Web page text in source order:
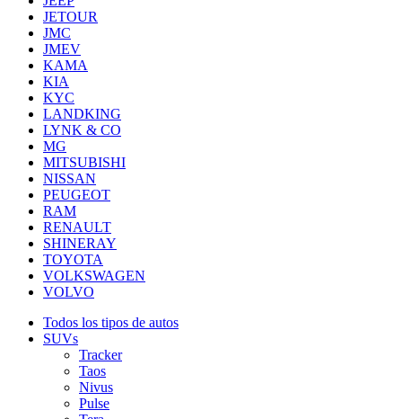
JETOUR
JMC
JMEV
KAMA
KIA
KYC
LANDKING
LYNK & CO
MG
MITSUBISHI
NISSAN
PEUGEOT
RAM
RENAULT
SHINERAY
TOYOTA
VOLKSWAGEN
VOLVO
Todos los tipos de autos
SUVs
Tracker
Taos
Nivus
Pulse